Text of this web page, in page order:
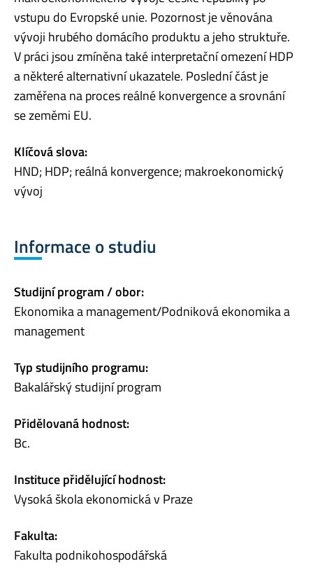
vstupu do Evropské unie. Pozornost je věnována
vývoji hrubého domácího produktu a jeho struktuře.
V práci jsou zmíněna také interpretační omezení HDP
a některé alternativní ukazatele. Poslední část je
zaměřena na proces reálné konvergence a srovnání
se zeměmi EU.
Klíčová slova:
HND; HDP; reálná konvergence; makroekonomický
vývoj
Informace o studiu
Studijní program / obor:
Ekonomika a management/Podniková ekonomika a
management
Typ studijního programu:
Bakalářský studijní program
Přidělovaná hodnost:
Bc.
Instituce přidělující hodnost:
Vysoká škola ekonomická v Praze
Fakulta:
Fakulta podnikohospodářská